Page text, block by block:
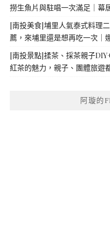
撈生魚片與駐唱一次滿足｜幕
[南投美食]埔里人氣泰式料理
薦，來埔里還是想再吃一次｜
[南投景點]揉茶、採茶親子
紅茶的魅力，親子、團體旅遊
阿璇的